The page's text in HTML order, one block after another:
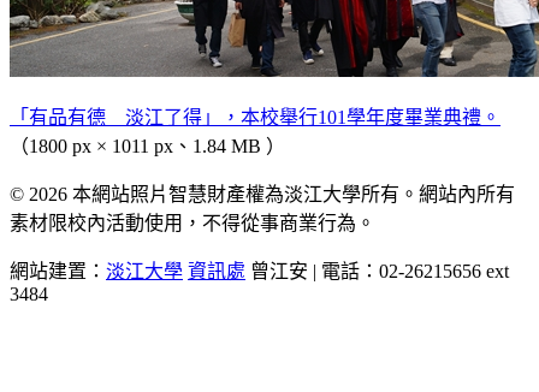
「有品有德 淡江了得」，本校舉行101學年度畢業典禮。
（1800 px × 1011 px、1.84 MB ）
© 2026 本網站照片智慧財產權為淡江大學所有。網站內所有
素材限校內活動使用，不得從事商業行為。
網站建置： 淡江大學 資訊處 曾江安 | 電話：02-26215656 ext
3484